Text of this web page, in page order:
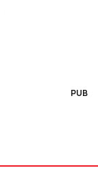
PUB